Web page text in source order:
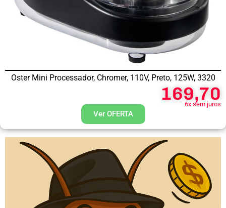
Oster Mini Processador, Chromer, 110V, Preto, 125W, 3320
169,70
6x sem juros
Ver OFERTA